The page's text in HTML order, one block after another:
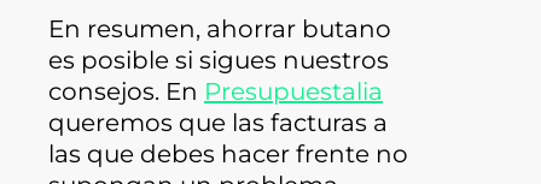
En resumen, ahorrar butano
es posible si sigues nuestros
consejos. En Presupuestalia
queremos que las facturas a
las que debes hacer frente no